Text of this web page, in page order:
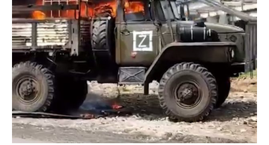
найважливішу інформацію про події
міста Запоріжжя та області.